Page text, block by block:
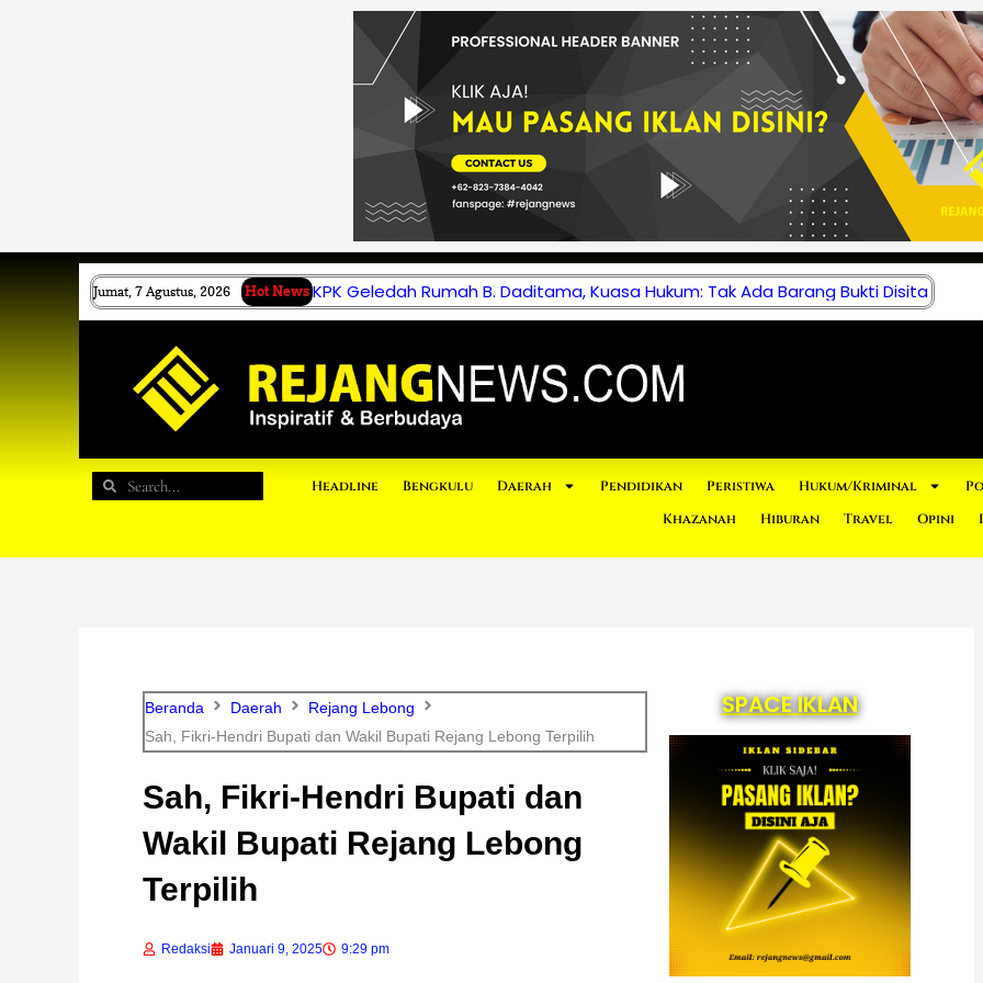
Jumat, 7 Agustus, 2026 Hot News KPK Geledah Rumah B. Daditama, Kuasa Hukum: Tak Ada Barang Bukti Disita
Search
Search Headline Bengkulu Daerah Pendidikan Peristiwa Hukum/Kriminal
Khazanah
Hiburan Travel Opini
Beranda Daerah
Rejang Lebong
Sah, Fikri-Hendri Bupati dan Wakil Bupati Rejang Lebong Terpilih
Sah, Fikri-Hendri Bupati dan
Wakil Bupati Rejang Lebong
Terpilih
Redaksi Januari 9, 2025 9:29 pm
SPACE IKLAN